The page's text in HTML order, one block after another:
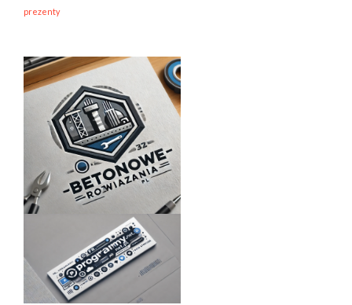
prezenty